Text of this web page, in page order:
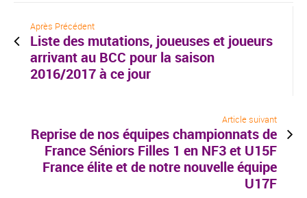
Après Précédent
Liste des mutations, joueuses et joueurs
arrivant au BCC pour la saison
2016/2017 à ce jour
Article suivant
Reprise de nos équipes championnats de
France Séniors Filles 1 en NF3 et U15F
France élite et de notre nouvelle équipe
U17F